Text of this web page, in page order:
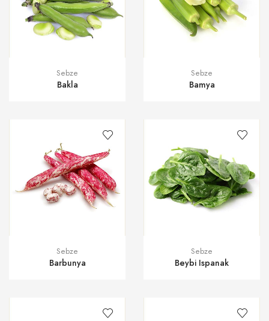
Sebze
Bakla
Sebze
Bamya
Sebze
Barbunya
Sebze
Beybi Ispanak